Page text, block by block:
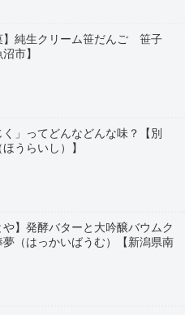
】純生クリーム笹だんご 笹子
市】
く」ってどんなどんな味？【別
うらいし）】
や】発酵バターと大吟醸バウムク
夢（はっかいばうむ）【新潟県南